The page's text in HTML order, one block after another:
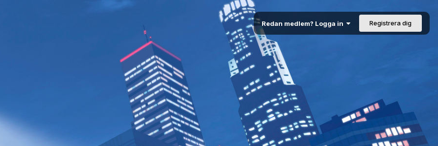
Redan medlem? Logga in Registrera dig